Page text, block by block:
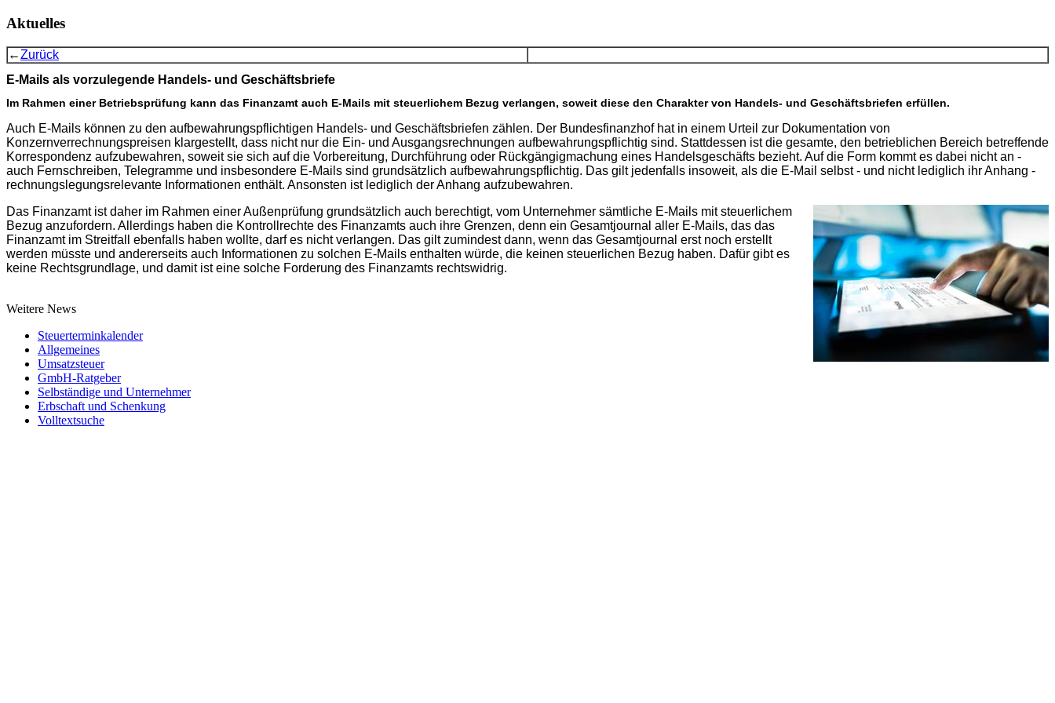
Aktuelles
←Zurück
E-Mails als vorzulegende Handels- und Geschäftsbriefe
Im Rahmen einer Betriebsprüfung kann das Finanzamt auch E-Mails mit steuerlichem Bezug verlangen, soweit diese den Charakter von Handels- und Geschäftsbriefen erfüllen.
Auch E-Mails können zu den aufbewahrungspflichtigen Handels- und Geschäftsbriefen zählen. Der Bundesfinanzhof hat in einem Urteil zur Dokumentation von
Konzernverrechnungspreisen klargestellt, dass nicht nur die Ein- und Ausgangsrechnungen aufbewahrungspflichtig sind. Stattdessen ist die gesamte, den betrieblichen Bereich betreffende
Korrespondenz aufzubewahren, soweit sie sich auf die Vorbereitung, Durchführung oder Rückgängigmachung eines Handelsgeschäfts bezieht. Auf die Form kommt es dabei nicht an -
auch Fernschreiben, Telegramme und insbesondere E-Mails sind grundsätzlich aufbewahrungspflichtig. Das gilt jedenfalls insoweit, als die E-Mail selbst - und nicht lediglich ihr Anhang -
rechnungslegungsrelevante Informationen enthält. Ansonsten ist lediglich der Anhang aufzubewahren.
Das Finanzamt ist daher im Rahmen einer Außenprüfung grundsätzlich auch berechtigt, vom Unternehmer sämtliche E-Mails mit steuerlichem
Bezug anzufordern. Allerdings haben die Kontrollrechte des Finanzamts auch ihre Grenzen, denn ein Gesamtjournal aller E-Mails, das das
Finanzamt im Streitfall ebenfalls haben wollte, darf es nicht verlangen. Das gilt zumindest dann, wenn das Gesamtjournal erst noch erstellt
werden müsste und andererseits auch Informationen zu solchen E-Mails enthalten würde, die keinen steuerlichen Bezug haben. Dafür gibt es
keine Rechtsgrundlage, und damit ist eine solche Forderung des Finanzamts rechtswidrig.
Weitere News
Steuerterminkalender
Allgemeines
Umsatzsteuer
GmbH-Ratgeber
Selbständige und Unternehmer
Erbschaft und Schenkung
Volltextsuche